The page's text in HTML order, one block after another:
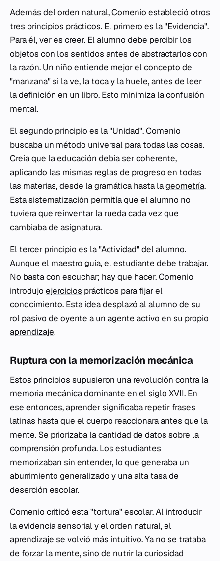
Además del orden natural, Comenio estableció otros
tres principios prácticos. El primero es la "Evidencia".
Para él, ver es creer. El alumno debe percibir los
objetos con los sentidos antes de abstractarlos con
la razón. Un niño entiende mejor el concepto de
"manzana" si la ve, la toca y la huele, antes de leer
la definición en un libro. Esto minimiza la confusión
mental.
El segundo principio es la "Unidad". Comenio
buscaba un método universal para todas las cosas.
Creía que la educación debía ser coherente,
aplicando las mismas reglas de progreso en todas
las materias, desde la gramática hasta lageometría.
Esta sistematización permitía que el alumno no
tuviera que reinventar la rueda cada vez que
cambiaba de asignatura.
El tercer principio es la "Actividad" del alumno.
Aunque el maestro guía, el estudiante debe trabajar.
No basta con escuchar; hay que hacer. Comenio
introdujo ejercicios prácticos para fijar el
conocimiento. Esta idea desplazó al alumno de su
rol pasivo de oyente a un agente activo en su propio
aprendizaje.
Ruptura con la memorización mecánica
Estos principios supusieron una revolución contra la
memoria mecánicadominante en el siglo XVII. En
ese entonces, aprender significaba repetir frases
latinas hasta que el cuerpo reaccionara antes que la
mente. Se priorizaba la cantidad de datos sobre la
comprensión profunda. Los estudiantes
memorizaban sin entender, lo que generaba un
aburrimiento generalizado y una alta tasa de
deserción escolar.
Comenio criticó esta "tortura" escolar. Al introducir
la evidencia sensorial y el orden natural, el
aprendizaje se volvió más intuitivo. Ya no se trataba
de forzar la mente, sino de nutrir la curiosidad